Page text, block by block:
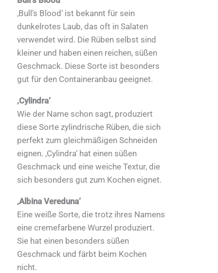
‚Bull’s Blood‘ ist bekannt für sein
dunkelrotes Laub, das oft in Salaten
verwendet wird. Die Rüben selbst sind
kleiner und haben einen reichen, süßen
Geschmack. Diese Sorte ist besonders
gut für den Containeranbau geeignet.
‚Cylindra‘
Wie der Name schon sagt, produziert
diese Sorte zylindrische Rüben, die sich
perfekt zum gleichmäßigen Schneiden
eignen. ‚Cylindra‘ hat einen süßen
Geschmack und eine weiche Textur, die
sich besonders gut zum Kochen eignet.
‚Albina Vereduna‘
Eine weiße Sorte, die trotz ihres Namens
eine cremefarbene Wurzel produziert.
Sie hat einen besonders süßen
Geschmack und färbt beim Kochen
nicht.